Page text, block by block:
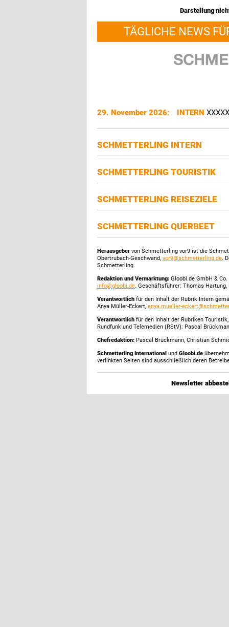
Darstellung
TÄGLICHE NEWS
29. November 2026: INTERN XXXXX
SCHMETTERLING INTERN
SCHMETTERLING TOURISTIK
SCHMETTERLING REISEZIELE
SCHMETTERLING QUERBEET
Herausgeber von Schmetterling vor9 ist die
Obertrubach-Geschwand, vor9@schmetterling.de.
Schmetterling.
Redaktion und Vermarktung: Gloobi.de GmbH &
info@gloobi.de. Geschäftsführer: Thomas
Verantwortlich für den Inhalt der Rubrik Intern
Anya Müller-Eckert, anya.mueller-
Verantwortlich für den Inhalt der Rubriken
Rundfunk und Telemedien (RStV): Pascal
Chefredaktion: Pascal Brückmann, Christian
Schmetterling International und Gloobi.de
verlinkten Seiten sind ausschließlich deren
Newsletter